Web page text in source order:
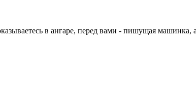
в ангаре, перед вами - пишущая машинка,